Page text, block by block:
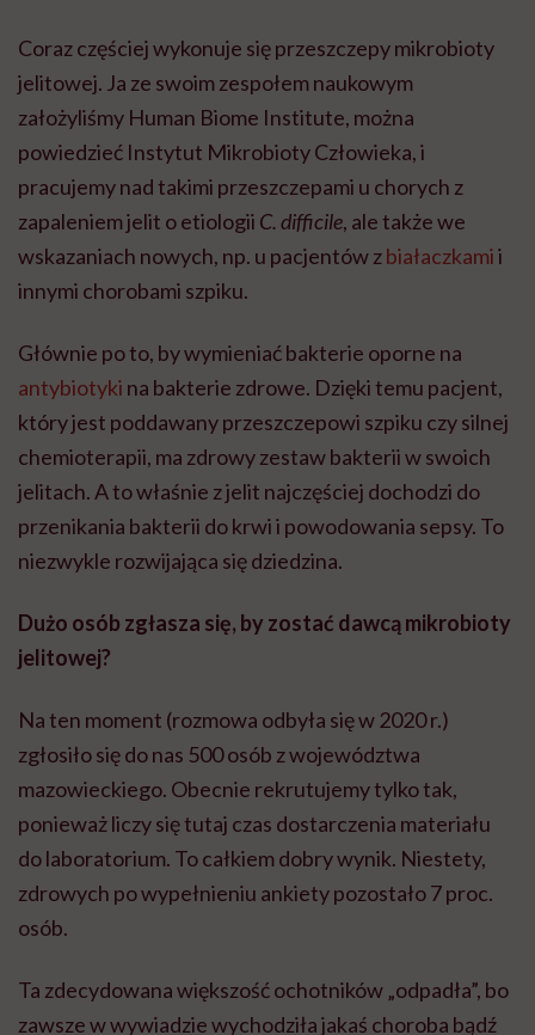
Coraz częściej wykonuje się przeszczepy mikrobioty
jelitowej. Ja ze swoim zespołem naukowym
założyliśmy Human Biome Institute, można
powiedzieć Instytut Mikrobioty Człowieka, i
pracujemy nad takimi przeszczepami u chorych z
zapaleniem jelit o etiologii C. difficile, ale także we
wskazaniach nowych, np. u pacjentów zbiałaczkamii
innymi chorobami szpiku.
Głównie po to, by wymieniać bakterie oporne na
antybiotyki na bakterie zdrowe. Dzięki temu pacjent,
który jest poddawany przeszczepowi szpiku czy silnej
chemioterapii, ma zdrowy zestaw bakterii w swoich
jelitach. A to właśnie z jelit najczęściej dochodzi do
przenikania bakterii do krwi i powodowania sepsy. To
niezwykle rozwijająca się dziedzina.
Dużo osób zgłasza się, by zostać dawcą mikrobioty
jelitowej?
Na ten moment (rozmowa odbyła się w 2020 r.)
zgłosiło się do nas 500 osób z województwa
mazowieckiego. Obecnie rekrutujemy tylko tak,
ponieważ liczy się tutaj czas dostarczenia materiału
do laboratorium. To całkiem dobry wynik. Niestety,
zdrowych po wypełnieniu ankiety pozostało 7 proc.
osób.
Ta zdecydowana większość ochotników „odpadła”, bo
zawsze w wywiadzie wychodziła jakaś choroba bądź